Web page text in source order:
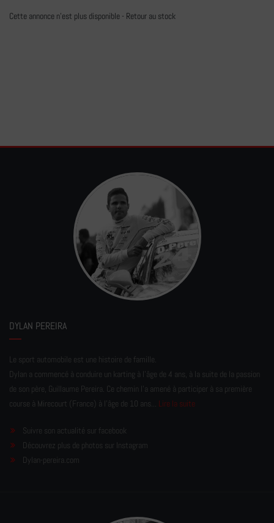
Cette annonce n'est plus disponible - Retour au stock
DYLAN PEREIRA
Le sport automobile est une histoire de famille.
Dylan a commencé à conduire un karting à l’âge de 4 ans, à la suite de la passion
de son père, Guillaume Pereira. Ce chemin l'a amené à participer à sa première
course à Mirecourt (France) à l'âge de 10 ans... Lire la suite
Suivre son actualité sur facebook
Découvrez plus de photos sur Instagram
Dylan-pereira.com